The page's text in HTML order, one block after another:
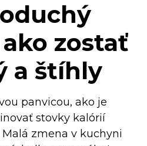
zostať
a štíhly
panvicou, ako je
stovky kalórií
Malá zmena v kuchyni